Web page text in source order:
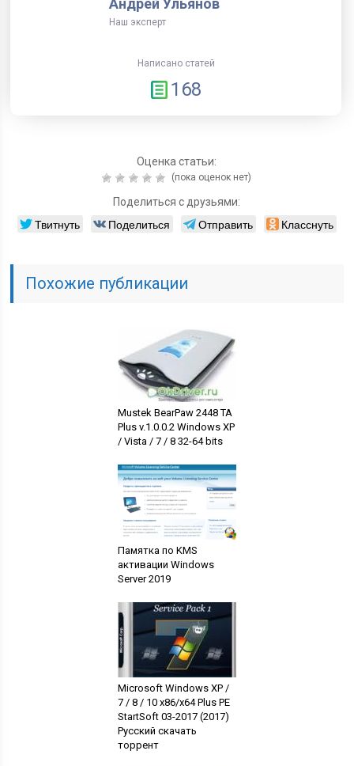
Наш эксперт
Написано статей
168
Оценка статьи:
(пока оценок нет)
Поделиться с друзьями:
Твитнуть Поделиться Отправить Класснуть
Похожие публикации
Mustek BearPaw 2448 TA
Plus v.1.0.0.2 Windows XP
/ Vista / 7 / 8 32-64 bits
Памятка по KMS
активации Windows
Server 2019
Microsoft Windows XP /
7 / 8 / 10 x86/x64 Plus PE
StartSoft 03-2017 (2017)
Русский скачать
торрент